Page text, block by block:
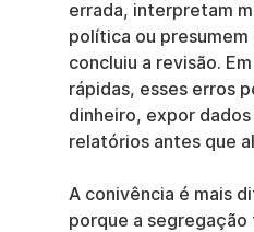
errada, interpretam
política ou
concluiu a revisão.
rápidas, esses erros
dinheiro, expor
relatórios antes que
A conivência é mais
porque a